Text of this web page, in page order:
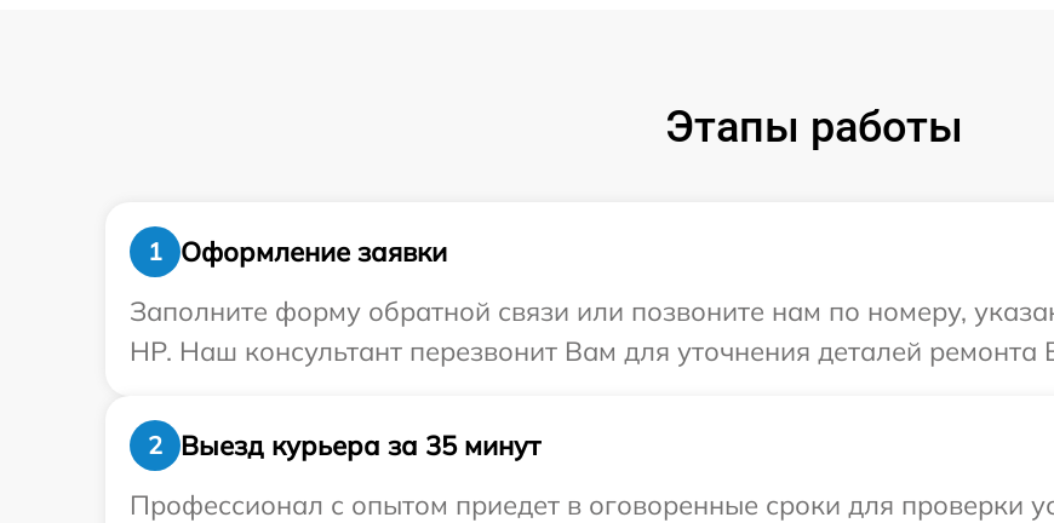
Этапы работы
1
Оформление заявки
Заполните форму обратной связи или позвоните нам по номеру,
HP. Наш консультант перезвонит Вам для уточнения деталей ремонта
2
Выезд курьера за 35 минут
Профессионал с опытом приедет в оговоренные сроки для проверки